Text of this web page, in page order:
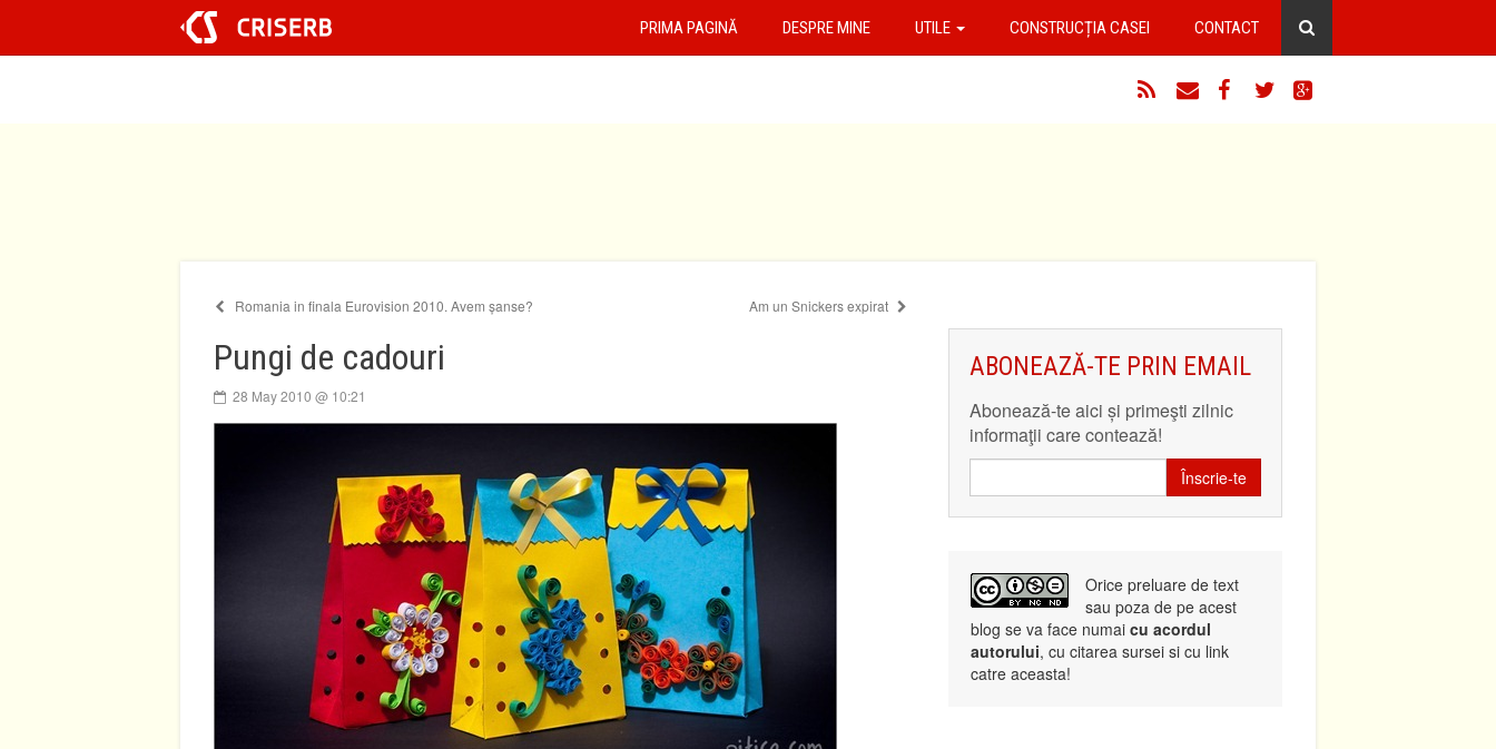
conținut
PRIMA PAGINĂ DESPRE MINE UTILE CONSTRUCȚIA CASEI CONTACT
Romania in finala Eurovision 2010. Avem șanse? Am un Snickers expirat
Pungi de cadouri
28 May 2010 @ 10:21
ABONEAZĂ-TE PRIN EMAIL
Abonează-te aici și primeşti zilnic
informaţii care contează!
Înscrie-te
Orice preluare de text
sau poza de pe acest
blog se va face numai cu acordul
autorului, cu citarea sursei si cu link
catre aceasta!